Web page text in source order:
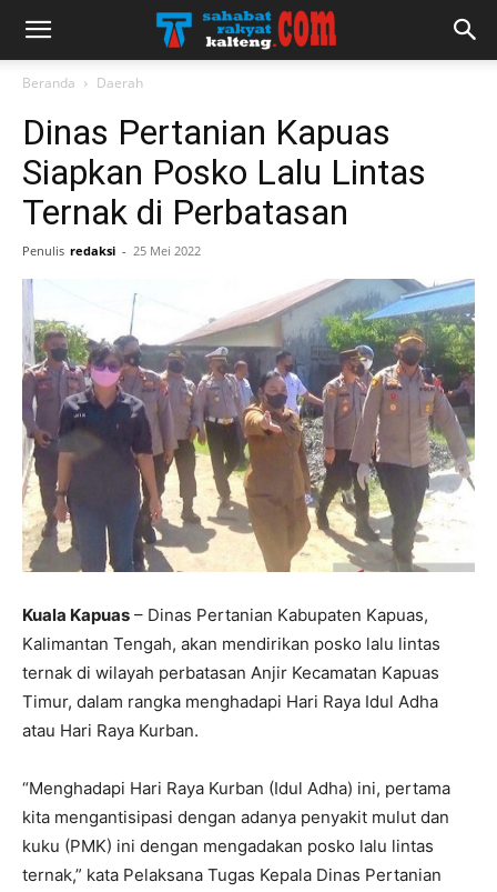
Beranda Daerah
Dinas Pertanian Kapuas
Siapkan Posko Lalu Lintas
Ternak di Perbatasan
Penulis redaksi - 25 Mei 2022
Kuala Kapuas – Dinas Pertanian Kabupaten Kapuas,
Kalimantan Tengah, akan mendirikan posko lalu lintas
ternak di wilayah perbatasan Anjir Kecamatan Kapuas
Timur, dalam rangka menghadapi Hari Raya Idul Adha
atau Hari Raya Kurban.
“Menghadapi Hari Raya Kurban (Idul Adha) ini, pertama
kita mengantisipasi dengan adanya penyakit mulut dan
kuku (PMK) ini dengan mengadakan posko lalu lintas
ternak,” kata Pelaksana Tugas Kepala Dinas Pertanian